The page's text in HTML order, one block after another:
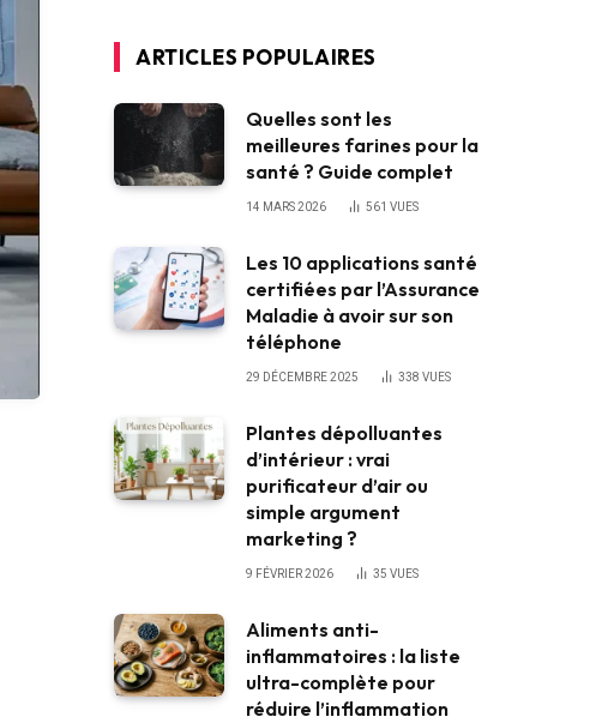
ARTICLES POPULAIRES
Quelles sont les
meilleures farines pour la
santé ? Guide complet
14 MARS 2026 561 VUES
Les 10 applications santé
certifiées par l’Assurance
Maladie à avoir sur son
téléphone
29 DÉCEMBRE 2025 338 VUES
Plantes dépolluantes
d’intérieur : vrai
purificateur d’air ou
simple argument
marketing ?
9 FÉVRIER 2026 35 VUES
Aliments anti-
inflammatoires : la liste
ultra-complète pour
réduire l’inflammation